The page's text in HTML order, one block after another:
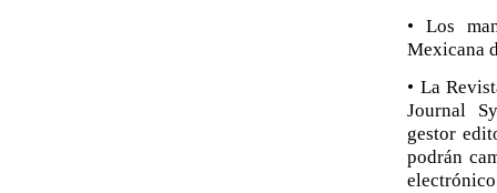
• Los
Mexicana
• La
Journal
gestor
podrán